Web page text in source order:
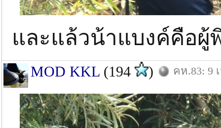
และแล้วน้าแบงค์คือ
MOD KKL (194 ) คห.83: 9